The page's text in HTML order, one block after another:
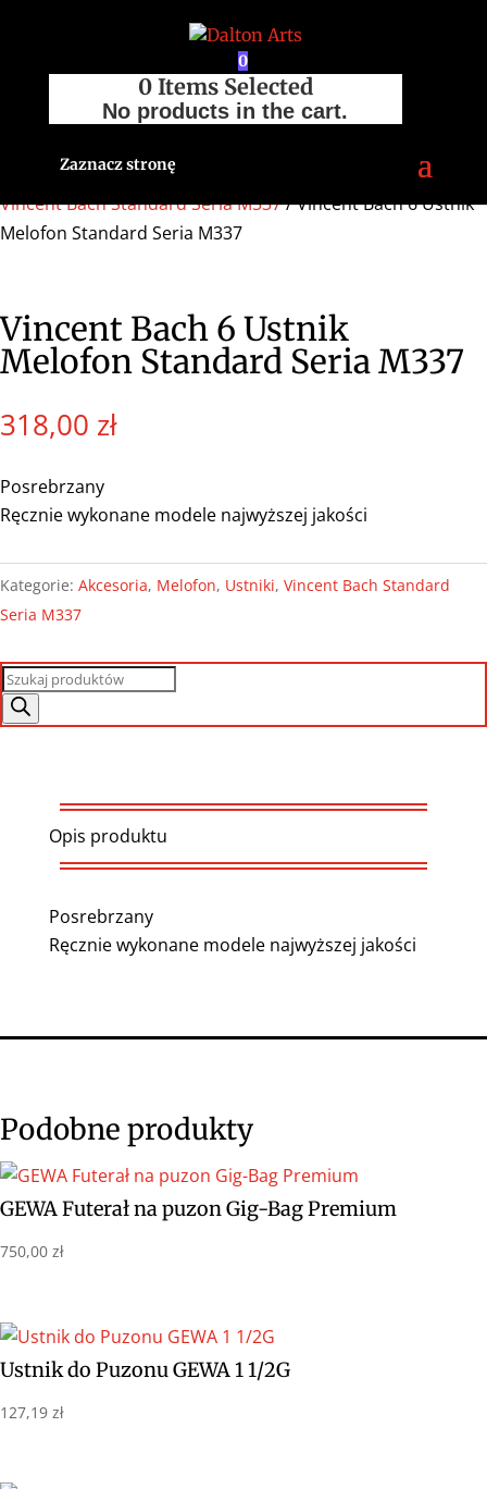
0
0 Items Selected
No products in the cart.
Zaznacz stronę
Strona główna/Sklep Melofon/
Vincent Bach Standard Seria M337/ Vincent Bach 6 Ustnik
Melofon Standard Seria M337
Vincent Bach 6 Ustnik
Melofon Standard Seria M337
318,00 zł
Posrebrzany
Ręcznie wykonane modele najwyższej jakości
Kategorie: Akcesoria, Melofon, Ustniki, Vincent Bach Standard
Seria M337
Wyszukiwarka
produktów
Opis produktu
Posrebrzany
Ręcznie wykonane modele najwyższej jakości
Podobne produkty
GEWA Futerał na puzon Gig-Bag Premium
750,00 zł
Ustnik do Puzonu GEWA 1 1/2G
127,19 zł